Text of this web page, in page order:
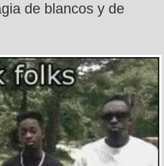
de blancos y de